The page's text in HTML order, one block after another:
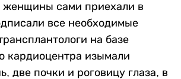
женщины сами приехали в
все необходимые
на базе
кардиоцентра изымали
две почки и роговицу глаза, в